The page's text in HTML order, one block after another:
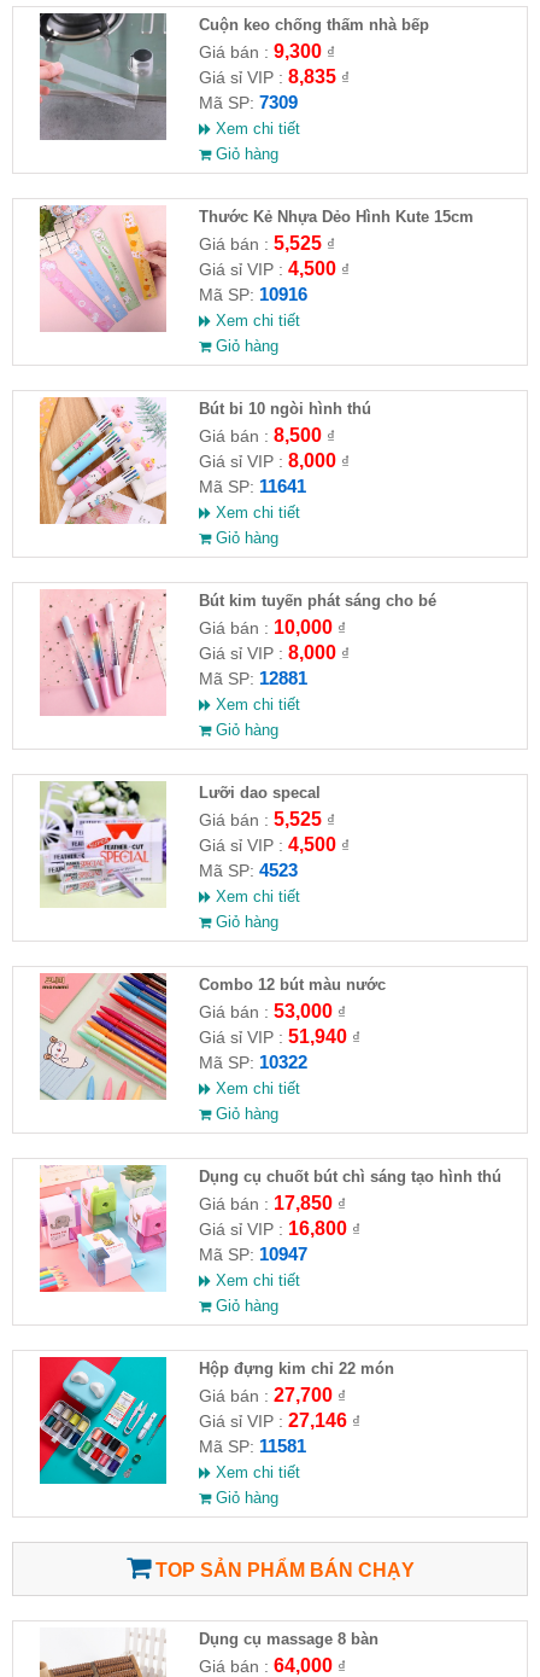
Cuộn keo chống thấm nhà bếp
Giá bán : 9,300₫
Giá sỉ VIP : 8,835₫
Mã SP: 7309
Xem chi tiết
Giỏ hàng
Thước Kẻ Nhựa Dẻo Hình Kute 15cm
Giá bán : 5,525₫
Giá sỉ VIP : 4,500₫
Mã SP: 10916
Xem chi tiết
Giỏ hàng
Bút bi 10 ngòi hình thú
Giá bán : 8,500₫
Giá sỉ VIP : 8,000₫
Mã SP: 11641
Xem chi tiết
Giỏ hàng
Bút kim tuyến phát sáng cho bé
Giá bán : 10,000₫
Giá sỉ VIP : 8,000₫
Mã SP: 12881
Xem chi tiết
Giỏ hàng
Lưỡi dao specal
Giá bán : 5,525₫
Giá sỉ VIP : 4,500₫
Mã SP: 4523
Xem chi tiết
Giỏ hàng
Combo 12 bút màu nước
Giá bán : 53,000₫
Giá sỉ VIP : 51,940₫
Mã SP: 10322
Xem chi tiết
Giỏ hàng
Dụng cụ chuốt bút chì sáng tạo hình thú
8x4x5cm
Giá bán : 17,850₫
Giá sỉ VIP : 16,800₫
Mã SP: 10947
Xem chi tiết
Giỏ hàng
Hộp đựng kim chỉ 22 món
Giá bán : 27,700₫
Giá sỉ VIP : 27,146₫
Mã SP: 11581
Xem chi tiết
Giỏ hàng
TOP SẢN PHẨM BÁN CHẠY
Dụng cụ massage 8 bàn
Giá bán : 64,000₫